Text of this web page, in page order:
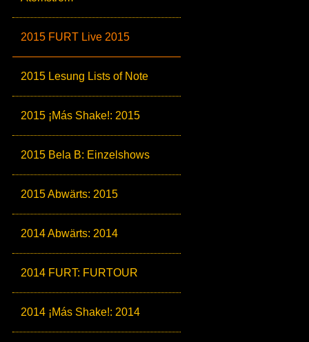
2015 FURT Live 2015
2015 Lesung Lists of Note
2015 ¡Más Shake!: 2015
2015 Bela B: Einzelshows
2015 Abwärts: 2015
2014 Abwärts: 2014
2014 FURT: FURTOUR
2014 ¡Más Shake!: 2014